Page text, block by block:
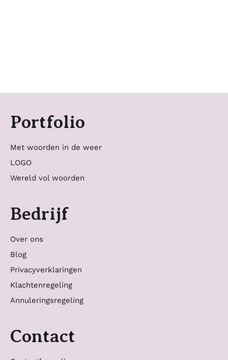
Portfolio
Met woorden in de weer
LOGO
Wereld vol woorden
Bedrijf
Over ons
Blog
Privacyverklaringen
Klachtenregeling
Annuleringsregeling
Contact